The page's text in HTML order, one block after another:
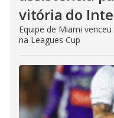
vitória do
Equipe de Miami
na Leagues Cup